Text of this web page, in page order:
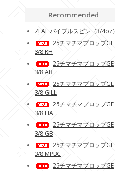
Recommended
ZEAL バイブルスピン（3/4oz）
26チマチマプロップGE
3/8 RH
26チマチマプロップGE
3/8 AB
26チマチマプロップGE
3/8 GILL
26チマチマプロップGE
3/8 HA
26チマチマプロップGE
3/8 GB
26チマチマプロップGE
3/8 MPBC
26チマチマプロップGE